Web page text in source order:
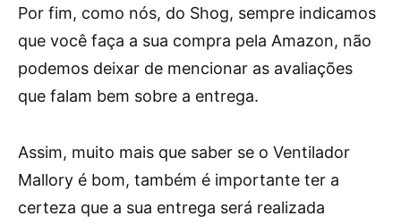
Por fim, como nós, do Shog, sempre indicamos
que você faça a sua compra pela Amazon, não
podemos deixar de mencionar as avaliações
que falam bem sobre a entrega.
Assim, muito mais que saber se o Ventilador
Mallory é bom, também é importante ter a
certeza que a sua entrega será realizada